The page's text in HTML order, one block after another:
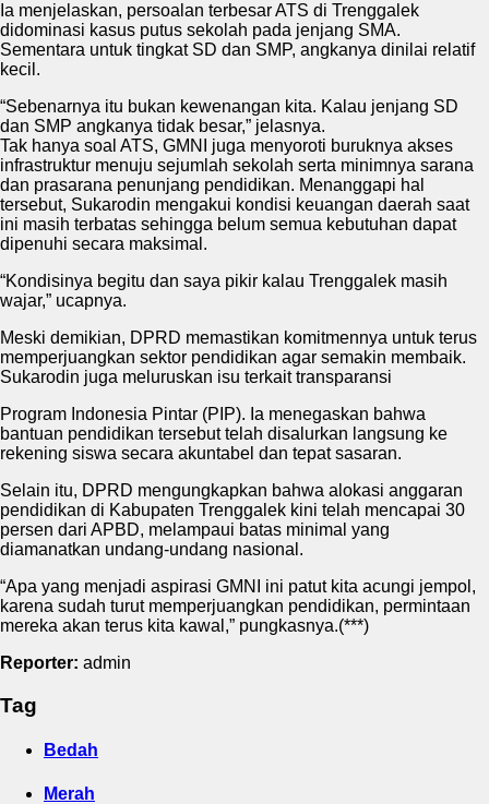
Ia menjelaskan, persoalan terbesar ATS di Trenggalek
didominasi kasus putus sekolah pada jenjang SMA.
Sementara untuk tingkat SD dan SMP, angkanya dinilai relatif
kecil.
“Sebenarnya itu bukan kewenangan kita. Kalau jenjang SD
dan SMP angkanya tidak besar,” jelasnya.
Tak hanya soal ATS, GMNI juga menyoroti buruknya akses
infrastruktur menuju sejumlah sekolah serta minimnya sarana
dan prasarana penunjang pendidikan. Menanggapi hal
tersebut, Sukarodin mengakui kondisi keuangan daerah saat
ini masih terbatas sehingga belum semua kebutuhan dapat
dipenuhi secara maksimal.
“Kondisinya begitu dan saya pikir kalau Trenggalek masih
wajar,” ucapnya.
Meski demikian, DPRD memastikan komitmennya untuk terus
memperjuangkan sektor pendidikan agar semakin membaik.
Sukarodin juga meluruskan isu terkait transparansi
Program Indonesia Pintar (PIP). Ia menegaskan bahwa
bantuan pendidikan tersebut telah disalurkan langsung ke
rekening siswa secara akuntabel dan tepat sasaran.
Selain itu, DPRD mengungkapkan bahwa alokasi anggaran
pendidikan di Kabupaten Trenggalek kini telah mencapai 30
persen dari APBD, melampaui batas minimal yang
diamanatkan undang-undang nasional.
“Apa yang menjadi aspirasi GMNI ini patut kita acungi jempol,
karena sudah turut memperjuangkan pendidikan, permintaan
mereka akan terus kita kawal,” pungkasnya.(***)
Reporter: admin
Tag
Bedah
Merah